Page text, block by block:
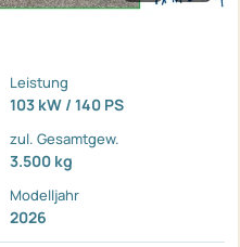
Leistung
103 kW / 140 PS
zul. Gesamtgew.
3.500 kg
Modelljahr
2026